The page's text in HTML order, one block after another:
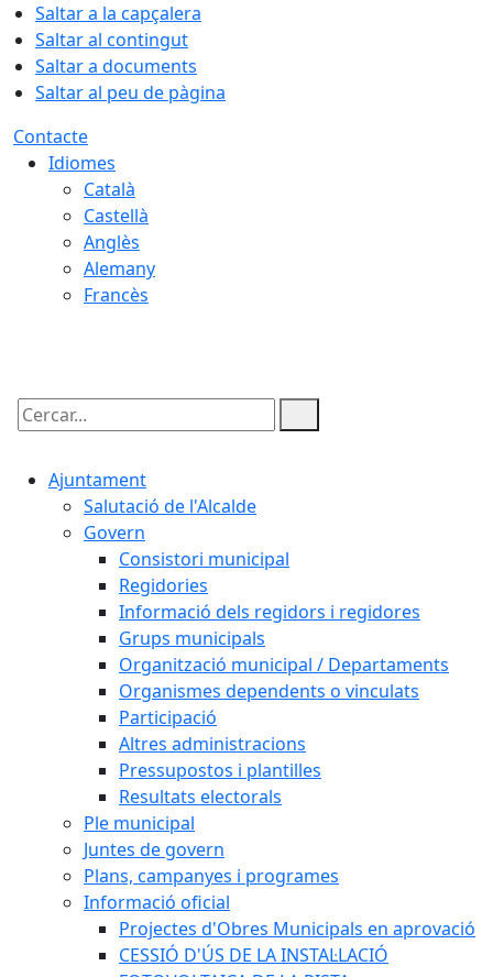
Saltar a la capçalera
Saltar al contingut
Saltar a documents
Saltar al peu de pàgina
Contacte
Idiomes
Català
Castellà
Anglès
Alemany
Francès
Cercar:
Ajuntament
Salutació de l'Alcalde
Govern
Consistori municipal
Regidories
Informació dels regidors i regidores
Grups municipals
Organització municipal / Departaments
Organismes dependents o vinculats
Participació
Altres administracions
Pressupostos i plantilles
Resultats electorals
Ple municipal
Juntes de govern
Plans, campanyes i programes
Informació oficial
Projectes d'Obres Municipals en aprovació
CESSIÓ D'ÚS DE LA INSTAL·LACIÓ